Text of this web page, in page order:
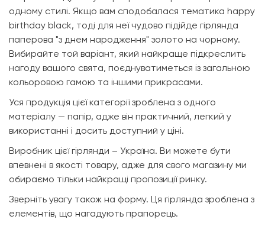
одному стилі. Якщо вам сподобалася тематика happy
birthday black, тоді для неї чудово підійде гірлянда
паперова "з днем народження" золото на чорному.
Вибирайте той варіант, який найкраще підкреслить
нагоду вашого свята, поєднуватиметься із загальною
кольоровою гамою та іншими прикрасами.
Уся продукція цієї категорії зроблена з одного
матеріалу — папір, адже він практичний, легкий у
використанні і досить доступний у ціні.
Виробник цієї гірлянди – Україна. Ви можете бути
впевнені в якості товару, адже для свого магазину ми
обираємо тільки найкращі пропозиції ринку.
Зверніть увагу також на форму. Ця гірлянда зроблена з
елементів, що нагадують прапорець.